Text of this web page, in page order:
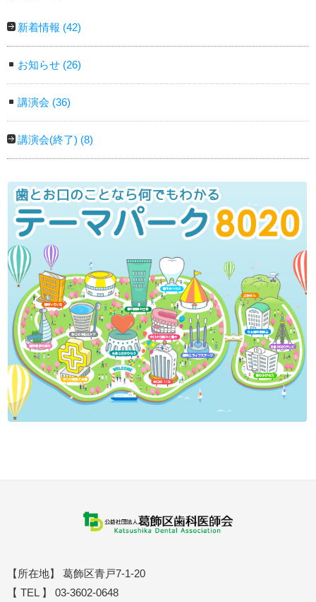
新着情報 (42)
お知らせ (26)
講演会 (36)
講演会(終了) (8)
【所在地】 葛飾区青戸7-1-20
【 TEL 】 03-3602-0648